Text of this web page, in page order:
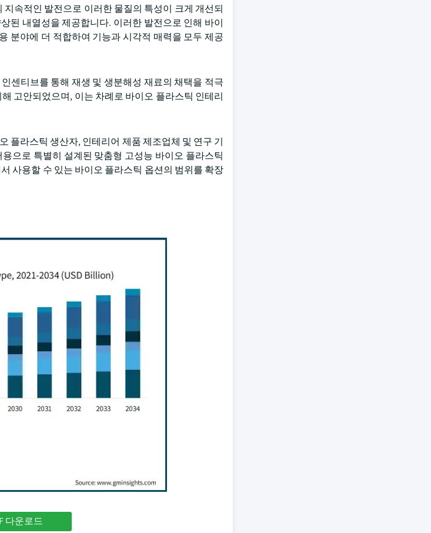
지속적인 발전으로 이러한 물질의 특성이 크게 개선되
된 내열성을 제공합니다. 이러한 발전으로 인해 바이
분야에 더 적합하여 기능과 시각적 매력을 모두 제공
센티브를 통해 재생 및 생분해성 재료의 채택을 적극
고안되었으며, 이는 차례로 바이오 플라스틱 인테리
플라스틱 생산자, 인테리어 제품 제조업체 및 연구 기
으로 특별히 설계된 맞춤형 고성능 바이오 플라스틱
사용할 수 있는 바이오 플라스틱 옵션의 범위를 확장
다운로드